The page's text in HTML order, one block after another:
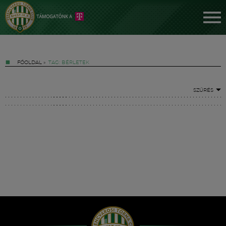
FŐOLDAL » TAG: BÉRLETEK
SZŰRÉS
Hírek